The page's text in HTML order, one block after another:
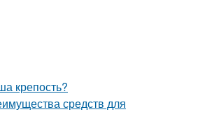
крепость?
средств для